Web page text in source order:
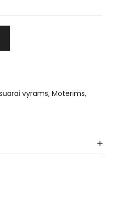
vyrams, Moterims,